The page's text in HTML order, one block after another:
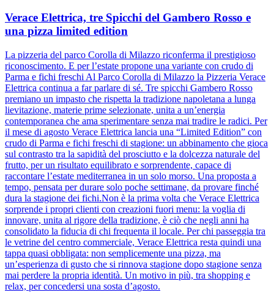
Verace Elettrica, tre Spicchi del Gambero Rosso e
una pizza limited edition
La pizzeria del parco Corolla di Milazzo riconferma il prestigioso
riconoscimento. E per l’estate propone una variante con crudo di
Parma e fichi freschi Al Parco Corolla di Milazzo la Pizzeria Verace
Elettrica continua a far parlare di sé. Tre spicchi Gambero Rosso
premiano un impasto che rispetta la tradizione napoletana a lunga
lievitazione, materie prime selezionate, unita a un’energia
contemporanea che ama sperimentare senza mai tradire le radici. Per
il mese di agosto Verace Elettrica lancia una “Limited Edition” con
crudo di Parma e fichi freschi di stagione: un abbinamento che gioca
sul contrasto tra la sapidità del prosciutto e la dolcezza naturale del
frutto, per un risultato equilibrato e sorprendente, capace di
raccontare l’estate mediterranea in un solo morso. Una proposta a
tempo, pensata per durare solo poche settimane, da provare finché
dura la stagione dei fichi.Non è la prima volta che Verace Elettrica
sorprende i propri clienti con creazioni fuori menu: la voglia di
innovare, unita al rigore della tradizione, è ciò che negli anni ha
consolidato la fiducia di chi frequenta il locale. Per chi passeggia tra
le vetrine del centro commerciale, Verace Elettrica resta quindi una
tappa quasi obbligata: non semplicemente una pizza, ma
un’esperienza di gusto che si rinnova stagione dopo stagione senza
mai perdere la propria identità. Un motivo in più, tra shopping e
relax, per concedersi una sosta d’agosto.